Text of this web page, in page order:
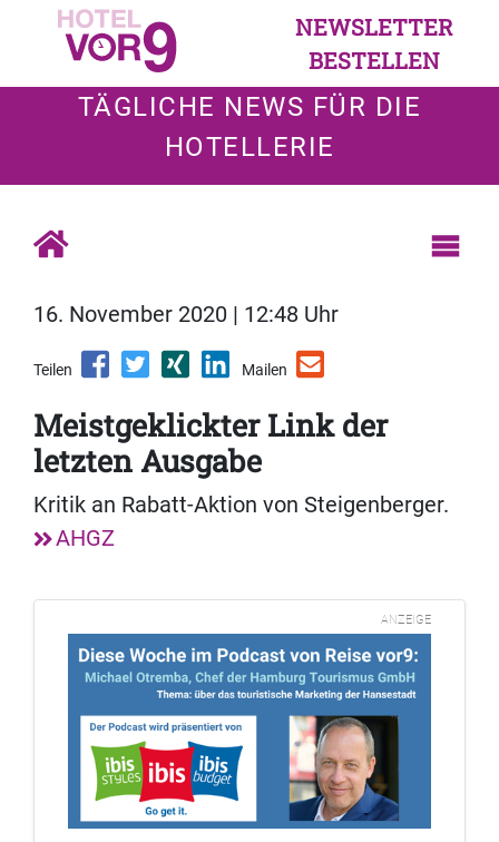
NEWSLETTER
BESTELLEN
TÄGLICHE NEWS FÜR DIE
HOTELLERIE
16. November 2020 | 12:48 Uhr
Teilen Mailen
Meistgeklickter Link der
letzten Ausgabe
Kritik an Rabatt-Aktion von Steigenberger.
AHGZ
ANZEIGE